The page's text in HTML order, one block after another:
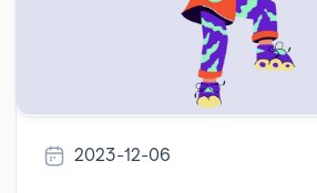
2023-12-06